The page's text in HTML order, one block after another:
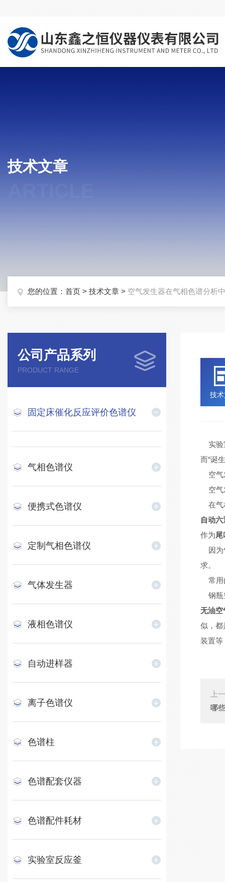
技术文章
您的位置： 首页 > 技术文章 > 空气发生器在气相色谱分析
公司产品系列
PRODUCT RANGE
固定床催化反应评价色谱仪
气相色谱仪
便携式色谱仪
定制气相色谱仪
气体发生器
液相色谱仪
自动进样器
离子色谱仪
色谱柱
色谱配套仪器
色谱配件耗材
实验室反应釜
技
实验
而“诞
空气
空气
在气
自动
作为尾
因为
求。
常用
钢瓶
无油空
似，都
装置
上
哪